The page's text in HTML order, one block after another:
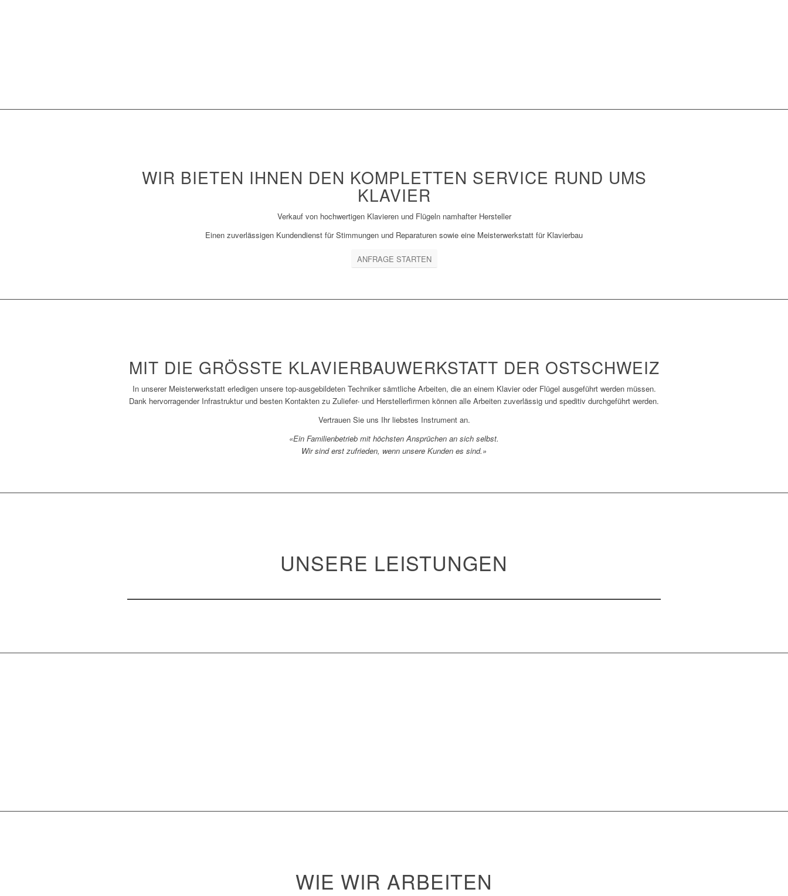
WIR BIETEN IHNEN DEN KOMPLETTEN SERVICE RUND UMS
KLAVIER
Verkauf von hochwertigen Klavieren und Flügeln namhafter Hersteller
Einen zuverlässigen Kundendienst für Stimmungen und Reparaturen sowie eine Meisterwerkstatt für Klavierbau
ANFRAGE STARTEN
MIT DIE GRÖSSTE KLAVIERBAUWERKSTATT DER OSTSCHWEIZ
In unserer Meisterwerkstatt erledigen unsere top-ausgebildeten Techniker sämtliche Arbeiten, die an einem Klavier oder Flügel ausgeführt werden müssen.
Dank hervorragender Infrastruktur und besten Kontakten zu Zuliefer- und Herstellerfirmen können alle Arbeiten zuverlässig und speditiv durchgeführt werden.
Vertrauen Sie uns Ihr liebstes Instrument an.
«Ein Familienbetrieb mit höchsten Ansprüchen an sich selbst.
Wir sind erst zufrieden, wenn unsere Kunden es sind.»
UNSERE LEISTUNGEN
WIE WIR ARBEITEN